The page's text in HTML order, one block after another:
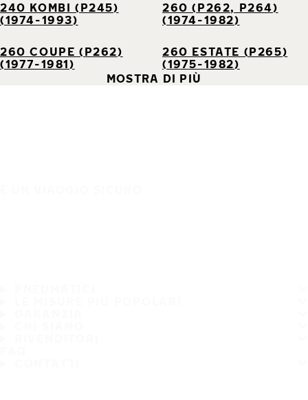
240 KOMBI (P245)
(1974-1993)
260 (P262, P264)
(1974-1982)
260 COUPE (P262)
(1977-1981)
260 ESTATE (P265)
(1975-1982)
MOSTRA DI PIÙ